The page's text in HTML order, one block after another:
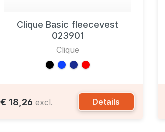
Clique Basic fleecevest
023901
Clique
€ 18,26 excl. Details